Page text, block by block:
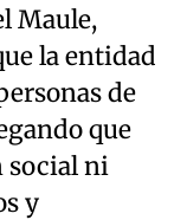
Maule,
la entidad
de
que
social ni
y